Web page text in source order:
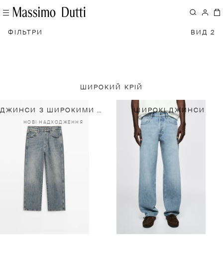
ФІЛЬТРИ ВИД 2
ШИРОКИЙ КРІЙ
ДЖИНСИ З ШИРОКИМИ ШТАНИНАМИ ЗІ 100%-Ї БАВОВНИ
НОВІ НАДХОДЖЕННЯ
ШИРОКІ ДЖИНСИ